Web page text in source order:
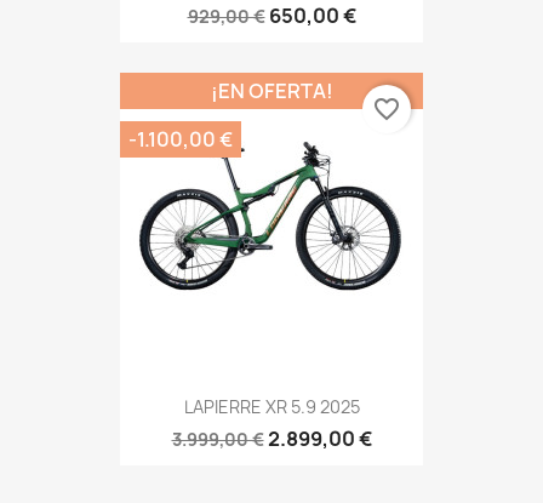
929,00 € 650,00 €
LAPIERRE XR 5.9 2025
3.999,00 €2.899,00 €
¡EN OFERTA!
-1.100,00 €
favorite_border